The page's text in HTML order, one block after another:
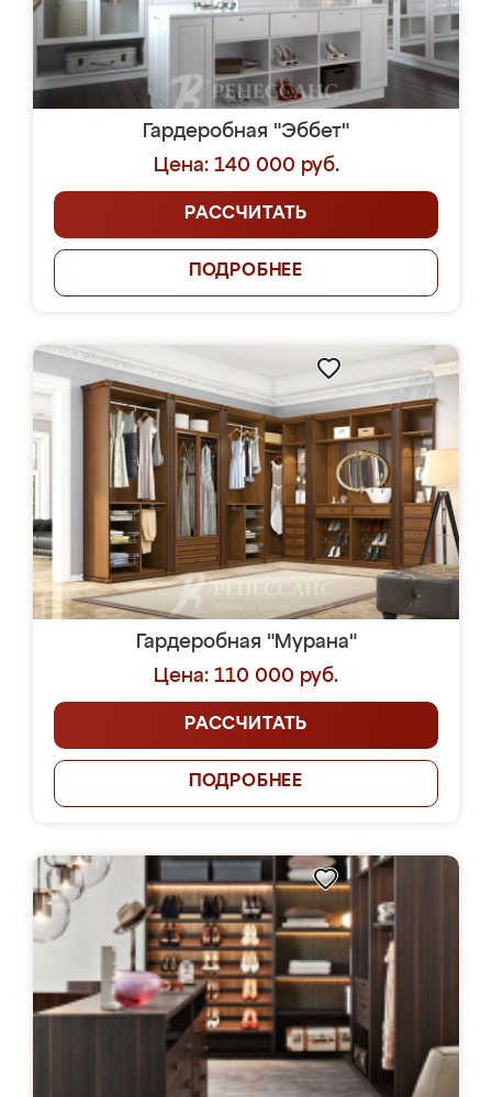
Гардеробная "Эббет"
Цена: 140 000 руб.
РАССЧИТАТЬ
ПОДРОБНЕЕ
Гардеробная "Мурана"
Цена: 110 000 руб.
РАССЧИТАТЬ
ПОДРОБНЕЕ